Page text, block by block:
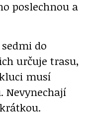
poslechnou a
do
určuje trasu,
musí
Nevynechají